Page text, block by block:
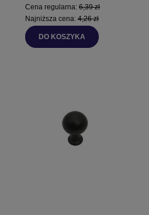
Cena regularna:6,39 zł
Najniższa cena:4,26 zł
DO KOSZYKA